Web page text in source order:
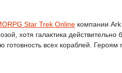
Star Trek Online компании
хотя галактика
всех кораблей.